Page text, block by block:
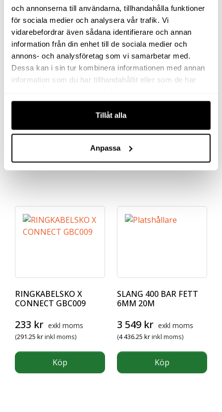
och annonserna till användarna, tillhandahålla funktioner
för sociala medier och analysera vår trafik. Vi
vidarebefordrar även sådana identifierare och annan
information från din enhet till de sociala medier och
annons- och analysföretag som vi samarbetar med.
Dessa kan i sin tur kombinera informationen med annan
information som du har tillhandahållit eller som de har
Tillåt alla
Anpassa
EU
(0krinkl moms)
Köp
0kr
(0krinkl moms)
Köp
RINGKABELSKO X
CONNECT GBC009
233 kr exkl moms
(291.25 krinkl moms)
Köp
SLANG 400 BAR FETT
6MM 20M
3 549 kr exkl moms
(4 436.25 krinkl moms)
Köp